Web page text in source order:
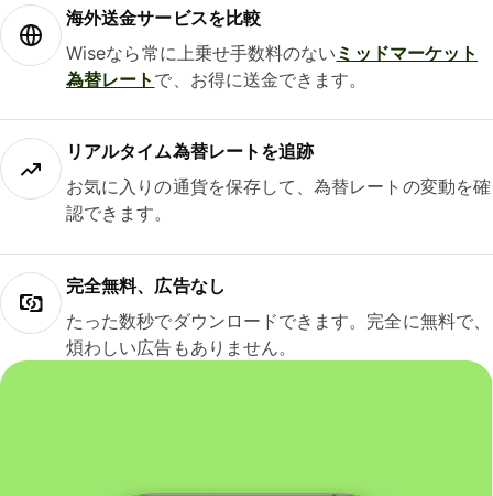
海外送金サービスを比較
Wiseなら常に上乗せ手数料のない ミッドマーケット
為替レート で、お得に送金できます。
リアルタイム為替レートを追跡
お気に入りの通貨を保存して、為替レートの変動を確
認できます。
完全無料、広告なし
たった数秒でダウンロードできます。完全に無料で、
煩わしい広告もありません。